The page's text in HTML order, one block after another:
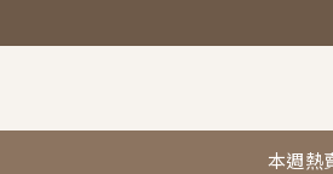
本週熱